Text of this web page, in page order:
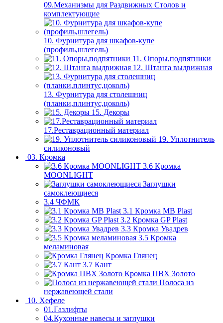
09.Механизмы для Раздвижных Столов и
комплектующие
10. Фурнитура для шкафов-купе
(профиль,шлегель)
11. Опоры,подпятники
12. Штанга выдвижная
13. Фурнитура для столешниц
(планки,плинтус,цоколь)
15. Декоры
17.Реставрационный материал
19. Уплотнитель
силиконовый
03. Кромка
3.6 Кромка
MOONLIGHT
Заглушки
самоклеющиеся
3.4 ЧФМК
3.1 Кромка MB Plast
3.2 Кромка GP Plast
3.3 Кромка Увадрев
3.5 Кромка
меламиновая
Кромка Глянец
3.7 Кант
Кромка ПВХ Золото
Полоса из
нержавеющей стали
10. Хефеле
01.Газлифты
04.Кухонные навесы и заглушки